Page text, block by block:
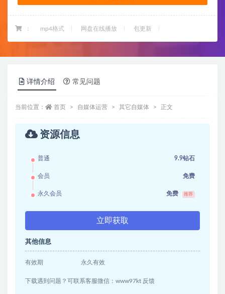
： mp4格式 网盘在线播放 包更新
详情介绍 常见问题
当前位置： 首页 自媒体运营 其它自媒体 正文
资源信息
普通 9.9钻石
会员 免费
永久会员 免费 推荐
立即获取
其他信息
有效期 永久有效
下载遇到问题？可联系客服微信：www97kt 反馈